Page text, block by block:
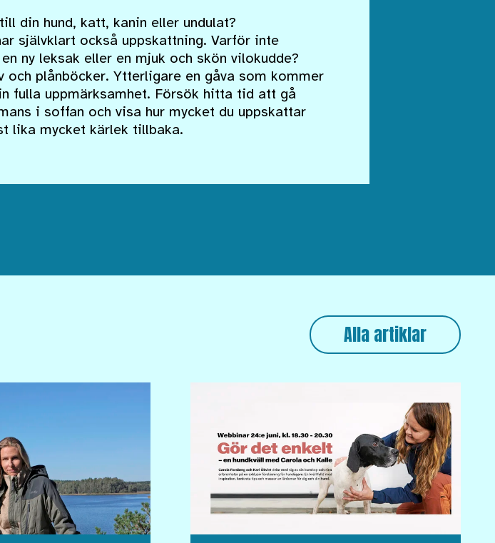
din hund, katt, kanin eller undulat?
självklart också uppskattning. Varför inte
ny leksak eller en mjuk och skön vilokudde?
plånböcker. Ytterligare en gåva som kommer
fulla uppmärksamhet. Försök hitta tid att gå
i soffan och visa hur mycket du uppskattar
lika mycket kärlek tillbaka.
Alla artiklar